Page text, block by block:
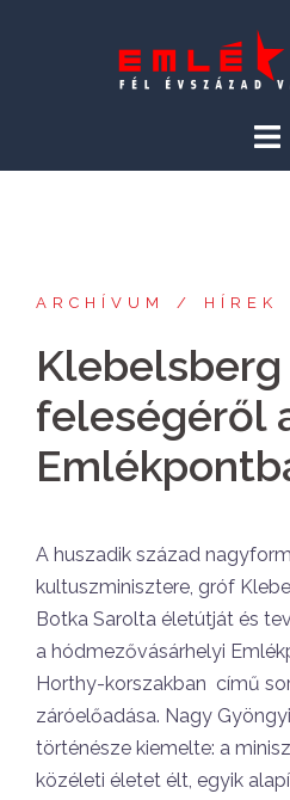
ARCHÍVUM HÍREK
Klebelsberg
feleségéről
A huszadik század
kultuszminisztere, gróf
Botka Sarolta életútját és
a hódmezővásárhelyi
Horthy-korszakban című
záróelőadása. Nagy
történésze kiemelte: a
közéleti életet élt, egyik